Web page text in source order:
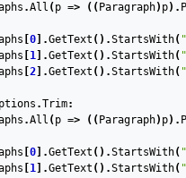
.All ( p => (( Paragraph) p).
0 ].GetText ().StartsWith(
1 ].GetText ().StartsWith(
2 ].GetText ().StartsWith(
.Trim:
.All ( p => (( Paragraph) p).
0 ].GetText ().StartsWith(
1 ].GetText ().StartsWith(